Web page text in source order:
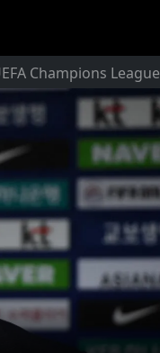
Champions League